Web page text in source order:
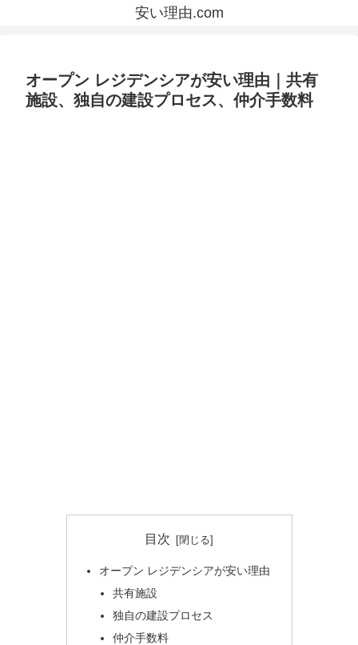
安い理由.com
オープン レジデンシアが安い理由｜共有
施設、独自の建設プロセス、仲介手数料
目次
オープン レジデンシアが安い理由
共有施設
独自の建設プロセス
仲介手数料